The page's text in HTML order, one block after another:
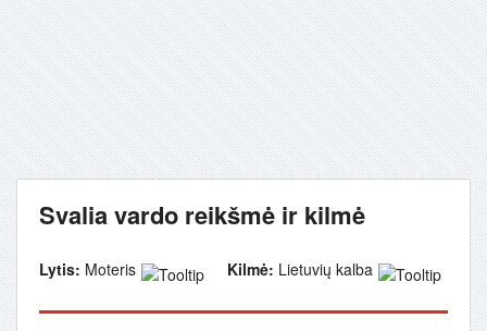
Svalia vardo reikšmė ir kilmė
Lytis: Moteris Kilmė: Lietuvių kalba